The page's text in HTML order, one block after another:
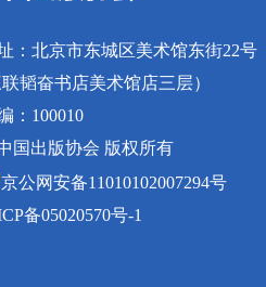
：北京市东城区美术馆东街22号
韬奋书店美术馆店三层）
：100010
国出版协会 版权所有
京公网安备11010102007294号
备05020570号-1